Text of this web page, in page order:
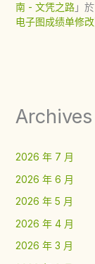
南 - 文凭之路」
电子图成绩单修改
Archives
2026 年 7 月
2026 年 6 月
2026 年 5 月
2026 年 4 月
2026 年 3 月